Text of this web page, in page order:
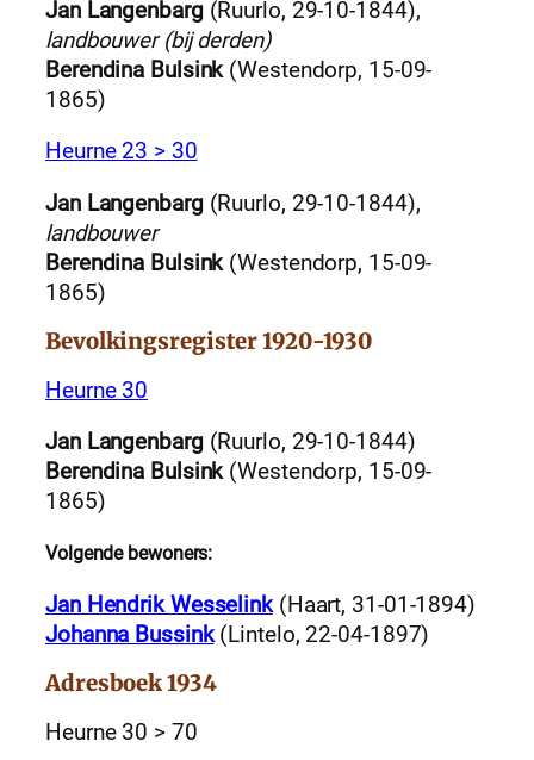
Jan Langenbarg(Ruurlo, 29-10-1844),
landbouwer (bij derden)
Berendina Bulsink(Westendorp, 15-09-
1865)
Heurne 23 > 30
Jan Langenbarg(Ruurlo, 29-10-1844),
landbouwer
Berendina Bulsink(Westendorp, 15-09-
1865)
Bevolkingsregister 1920-1930
Heurne 30
Jan Langenbarg(Ruurlo, 29-10-1844)
Berendina Bulsink(Westendorp, 15-09-
1865)
Volgende bewoners:
Jan Hendrik Wesselink(Haart, 31-01-1894)
Johanna Bussink(Lintelo, 22-04-1897)
Adresboek 1934
Heurne 30 > 70